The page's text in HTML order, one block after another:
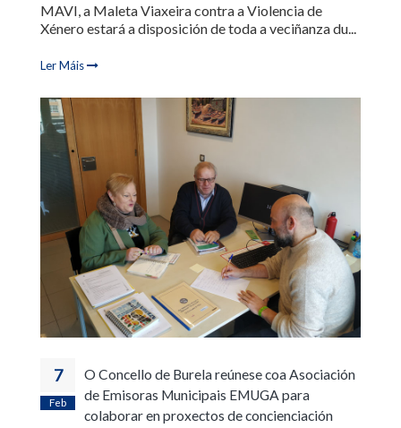
MAVI, a Maleta Viaxeira contra a Violencia de
Xénero estará a disposición de toda a veciñanza du...
Ler Máis
7
Feb
O Concello de Burela reúnese coa Asociación
de Emisoras Municipais EMUGA para
colaborar en proxectos de concienciación